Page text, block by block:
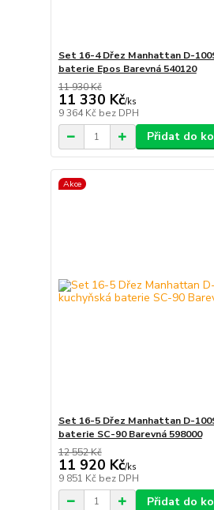
Set 16-4 Dřez Manhattan D-
baterie Epos Barevná 540120
11 930 Kč
11 330 Kč/ks
9 364 Kč bez DPH
Přidat do
Akce
Set 16-5 Dřez Manhattan D-
baterie SC-90 Barevná 598000
12 552 Kč
11 920 Kč/ks
9 851 Kč bez DPH
Přidat do